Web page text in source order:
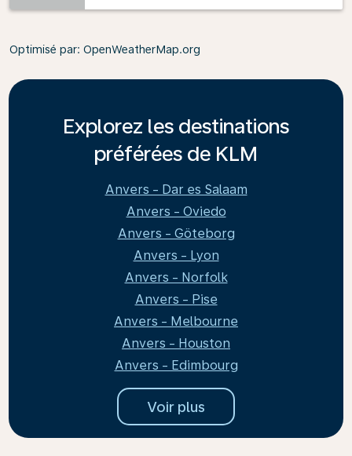
Optimisé par: OpenWeatherMap.org
Explorez les destinations
préférées de KLM
Anvers - Dar es Salaam
Anvers - Oviedo
Anvers - Göteborg
Anvers - Lyon
Anvers - Norfolk
Anvers - Pise
Anvers - Melbourne
Anvers - Houston
Anvers - Edimbourg
Voir plus